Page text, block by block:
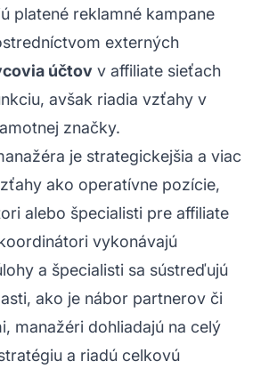
platené reklamné kampane
externých
účtov v affiliate sieťach
avšak riadia vzťahy v
značky.
je strategickejšia a viac
ako operatívne pozície,
alebo špecialisti pre affiliate
vykonávajú
a špecialisti sa sústreďujú
ako je nábor partnerov či
manažéri dohliadajú na celý
a riadú celkovú